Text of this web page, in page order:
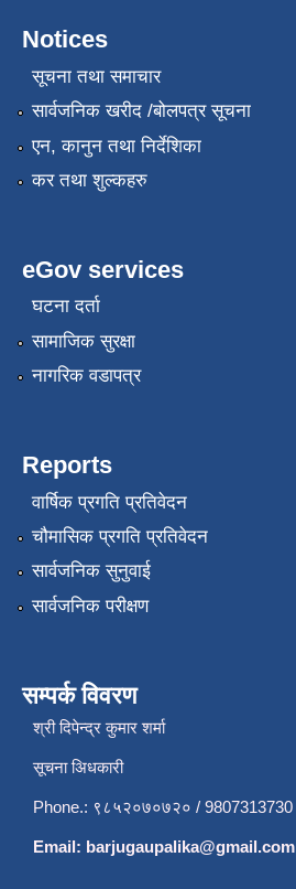
Notices
सूचना तथा समाचार
सार्वजनिक खरीद /बोलपत्र सूचना
एन, कानुन तथा निर्देशिका
कर तथा शुल्कहरु
eGov services
घटना दर्ता
सामाजिक सुरक्षा
नागरिक वडापत्र
Reports
वार्षिक प्रगति प्रतिवेदन
चौमासिक प्रगति प्रतिवेदन
सार्वजनिक सुनुवाई
सार्वजनिक परीक्षण
सम्पर्क विवरण
श्री दिपेन्द्र कुमार शर्मा
सूचना अिधकारी
Phone.: ९८५२०७०७२० / 9807313730
Email: barjugaupalika@gmail.com